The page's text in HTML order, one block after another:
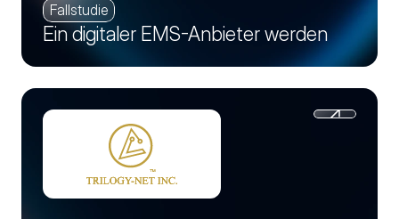
Fallstudie
Ein digitaler EMS-Anbieter werden